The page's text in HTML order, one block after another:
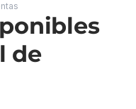
de